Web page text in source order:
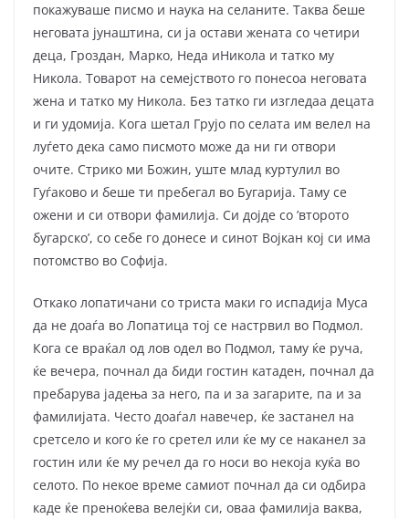
покажуваше писмо и наука на селаните. Таква беше
неговата јунаштина, си ја остави жената со четири
деца, Гроздан, Марко, Неда иНикола и татко му
Никола. Товарот на семејството го понесоа неговата
жена и татко му Никола. Без татко ги изгледаа децата
и ги удомија. Кога шетал Грујо по селата им велел на
луѓето дека само писмото може да ни ги отвори
очите. Стрико ми Божин, уште млад куртулил во
Гуѓаково и беше ти пребегал во Бугарија. Таму се
ожени и си отвори фамилија. Си дојде со ’второто
бугарско’, со себе го донесе и синот Војкан кој си има
потомство во Софија.
Откако лопатичани со триста маки го испадија Муса
да не доаѓа во Лопатица тој се настрвил во Подмол.
Кога се враќал од лов одел во Подмол, таму ќе руча,
ќе вечера, почнал да биди гостин катаден, почнал да
пребарува јадења за него, па и за загарите, па и за
фамилијата. Често доаѓал навечер, ќе застанел на
сретсело и кого ќе го сретел или ќе му се наканел за
гостин или ќе му речел да го носи во некоја куќа во
селото. По некое време самиот почнал да си одбира
каде ќе преноќева велејќи си, оваа фамилија ваква,